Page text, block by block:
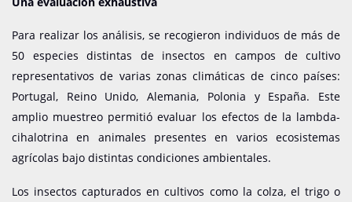
Para realizar los análisis, se recogieron individuos de más de
50 especies distintas de insectos en campos de cultivo
representativos de varias zonas climáticas de cinco países:
Portugal, Reino Unido, Alemania, Polonia y España. Este
amplio muestreo permitió evaluar los efectos de la lambda-
cihalotrina en animales presentes en varios ecosistemas
agrícolas bajo distintas condiciones ambientales.
Los insectos capturados en cultivos como la colza, el trigo o